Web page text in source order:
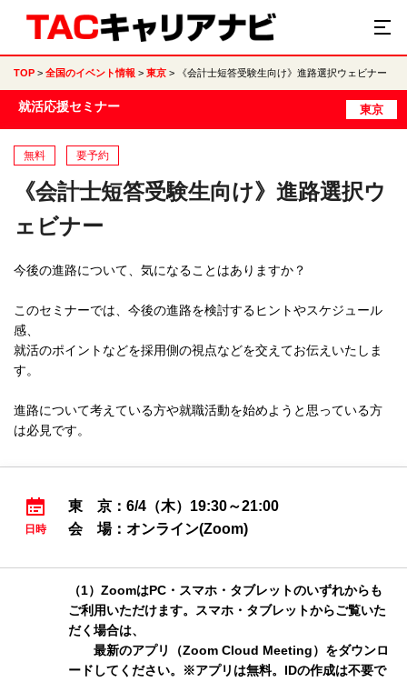
TOP 全国のイベント情報 東京 《会計士短答受験生向け》進路選択ウェビナー
就活応援セミナー 東京
無料 要予約
《会計士短答受験生向け》進路選択ウ
ェビナー
今後の進路について、気になることはありますか？
このセミナーでは、今後の進路を検討するヒントやスケジュール
感、
就活のポイントなどを採用側の視点などを交えてお伝えいたしま
す。
進路について考えている方や就職活動を始めようと思っている方
は必見です。
日時
東 京：6/4（木）19:30～21:00
会 場：オンライン(Zoom)
（1）ZoomはPC・スマホ・タブレットのいずれからも
ご利用いただけます。スマホ・タブレットからご覧いた
だく場合は、
最新のアプリ（Zoom Cloud Meeting）をダウンロ
ードしてください。※アプリは無料。IDの作成は不要で